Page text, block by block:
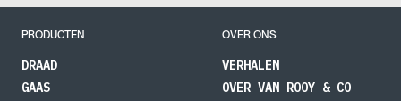
PRODUCTEN
DRAAD
GAAS
OVER ONS
VERHALEN
OVER VAN ROOY & CO